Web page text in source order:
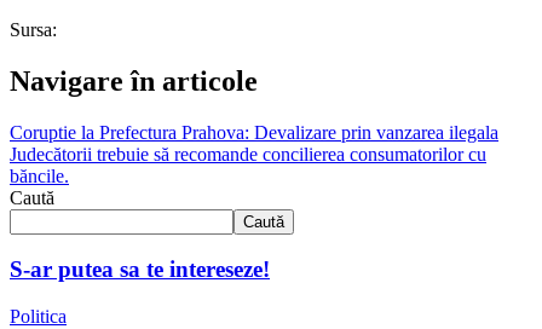
Sursa:
Navigare în articole
Coruptie la Prefectura Prahova: Devalizare prin vanzarea ilegala
Judecătorii trebuie să recomande concilierea consumatorilor cu
băncile.
Caută
Caută
S-ar putea sa te intereseze!
Politica